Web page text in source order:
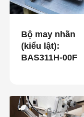
Bộ may nhãn
(kiểu lật):
BAS311H-00F